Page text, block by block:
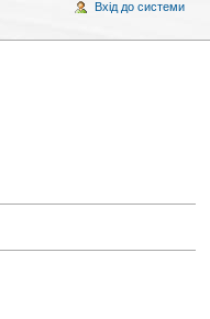
Вхід до системи